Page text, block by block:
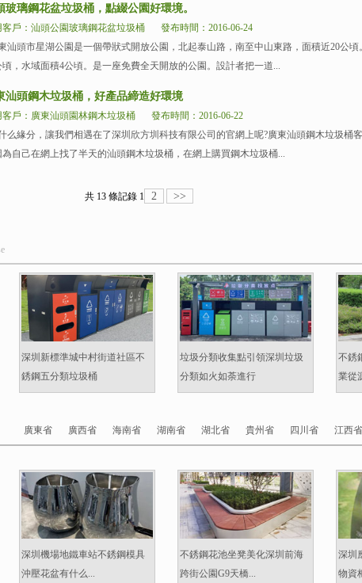
玻璃鋼花盆垃圾桶，點綴公園好環境。
客戶：汕頭公園玻璃鋼花盆垃圾桶
發布時間：2016-06-24
汕頭市星湖公園是一個帶狀式開放公園，北起泰山路，南至中山東路，面積近20公
頃，水域面積4公頃。是一座免費全天開放的公園。設計者把一道...
汕頭鋼木垃圾桶，好產品締造好環境
客戶：廣東汕頭園林鋼木垃圾桶
發布時間：2016-06-22
么緣分，讓我們相遇在了深圳欣方圳科技有限公司的官網上呢?廣東汕頭鋼木垃圾桶
為自己在網上找了半天的汕頭鋼木垃圾桶，在網上購買鋼木垃圾桶...
共 13 條記錄 1 2 >>
深圳新標準城中村街道社區不
銹鋼五分類垃圾桶
垃圾分類收集點引領深圳垃圾
分類如火如荼進行
不銹
業從
廣東省 廣西省 海南省 湖南省 湖北省 貴州省 四川省 江西省
深圳機場地鐵車站不銹鋼模具
沖壓花盆有什么...
不銹鋼花池坐凳美化深圳前海
跨街公園G9天橋...
深圳
物資